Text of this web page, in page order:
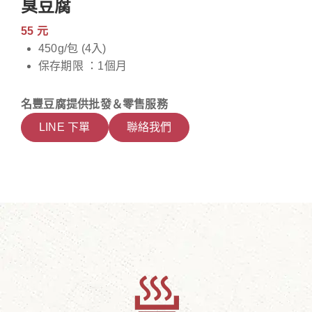
臭豆腐
55 元
450g/包 (4入)
保存期限 ：1個月
名豐豆腐提供批發＆零售服務
LINE 下單
聯絡我們